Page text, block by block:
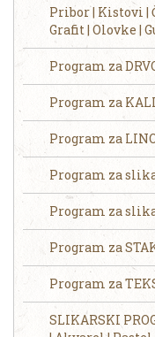
Pribor | Kistovi |
Grafit | Olovke |
Program za
Program za
Program za
Program za
Program za
Program za
Program za
SLIKARSKI